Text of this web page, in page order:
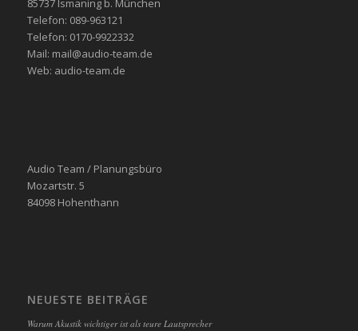
85737 Ismaning b. München
Telefon: 089-963121
Telefon: 0170-9922332
Mail: mail@audio-team.de
Web: audio-team.de
Audio Team / Planungsbüro
Mozartstr. 5
84098 Hohenthann
NEUESTE BEITRÄGE
Warum Akustik wichtiger ist als teure Lautsprecher